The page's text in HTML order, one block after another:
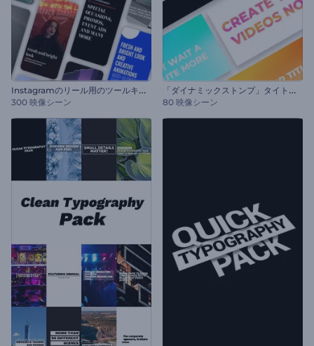
I
nstagramのリール用のツールキット
300 映像シーン
「
ダイナミックストンプ」タイトル・セット
80 映像シーン